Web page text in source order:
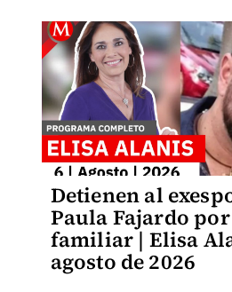
Detienen al
Paula Fajardo
familiar | Elisa
agosto de 2026